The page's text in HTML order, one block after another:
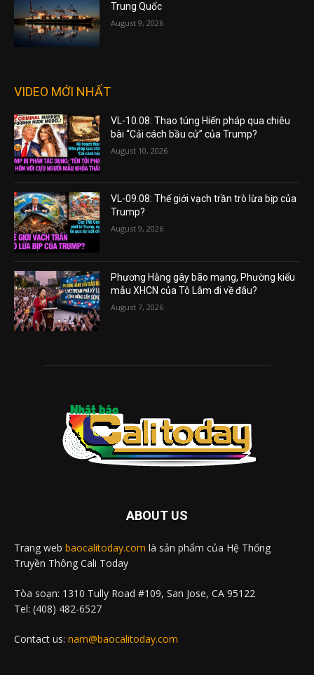
Trung Quốc
August 9, 2026
VIDEO MỚI NHẤT
VL-10.08: Thao túng Hiến pháp qua chiêu
bài “Cải cách bầu cử” của Trump?
August 10, 2026
VL-09.08: Thế giới vạch trần trò lừa bịp của
Trump?
August 9, 2026
Phương Hằng gây bão mạng, Phường kiểu
mẫu XHCN của Tô Lâm đi về đâu?
August 7, 2026
ABOUT US
Trang web baocalitoday.com là sản phẩm của Hệ Thống
Truyền Thông Cali Today
Tòa soạn: 1310 Tully Road #109, San Jose, CA 95122
Tel: (408) 482-6527
Contact us: nam@baocalitoday.com